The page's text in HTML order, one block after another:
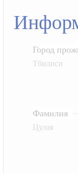
Город
Тбилиси
Фамилия
Цулая